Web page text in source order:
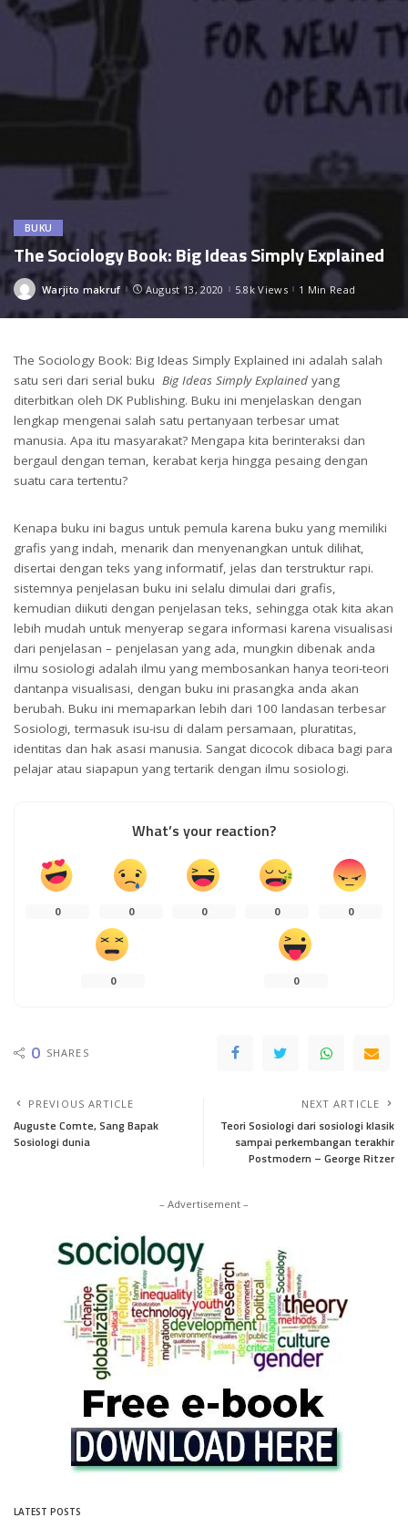
BUKU
The Sociology Book: Big Ideas Simply Explained
Posted
Warjito makruf August 13, 2020 5.8k Views 1 Min Read
The Sociology Book: Big Ideas Simply Explained ini adalah salah
satu seri dari serial buku Big Ideas Simply Explained yang
diterbitkan oleh DK Publishing. Buku ini menjelaskan dengan
lengkap mengenai salah satu pertanyaan terbesar umat
manusia. Apa itu masyarakat? Mengapa kita berinteraksi dan
bergaul dengan teman, kerabat kerja hingga pesaing dengan
suatu cara tertentu?
Kenapa buku ini bagus untuk pemula karena buku yang memiliki
grafis yang indah, menarik dan menyenangkan untuk dilihat,
disertai dengan teks yang informatif, jelas dan terstruktur rapi.
sistemnya penjelasan buku ini selalu dimulai dari grafis,
kemudian diikuti dengan penjelasan teks, sehingga otak kita akan
lebih mudah untuk menyerap segara informasi karena visualisasi
dari penjelasan – penjelasan yang ada, mungkin dibenak anda
ilmu sosiologi adalah ilmu yang membosankan hanya teori-teori
dantanpa visualisasi, dengan buku ini prasangka anda akan
berubah. Buku ini memaparkan lebih dari 100 landasan terbesar
Sosiologi, termasuk isu-isu di dalam persamaan, pluratitas,
identitas dan hak asasi manusia. Sangat dicocok dibaca bagi para
pelajar atau siapapun yang tertarik dengan ilmu sosiologi.
What’s your reaction?
0 0 0 0 0
0 0
0 SHARES
PREVIOUS ARTICLE
Auguste Comte, Sang Bapak
Sosiologi dunia
NEXT ARTICLE
Teori Sosiologi dari sosiologi klasik
sampai perkembangan terakhir
Postmodern – George Ritzer
– Advertisement –
LATEST POSTS